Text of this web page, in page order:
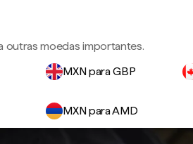
outras moedas importantes.
MXN para GBP
MXN para AMD